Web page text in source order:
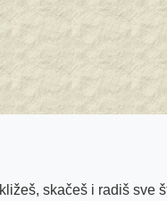
skačeš i radiš sve